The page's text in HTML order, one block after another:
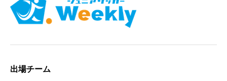
出場チーム